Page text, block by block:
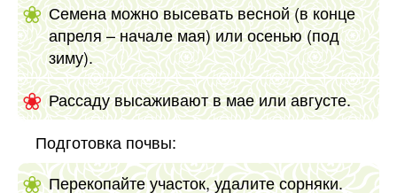
Семена можно высевать весной (в конце
апреля – начале мая) или осенью (под
зиму).
Рассаду высаживают в мае или августе.
Подготовка почвы:
Перекопайте участок, удалите сорняки.